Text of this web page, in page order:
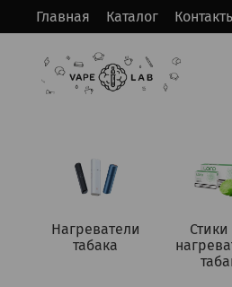
Главная Каталог
Нагреватели
табака
Стики